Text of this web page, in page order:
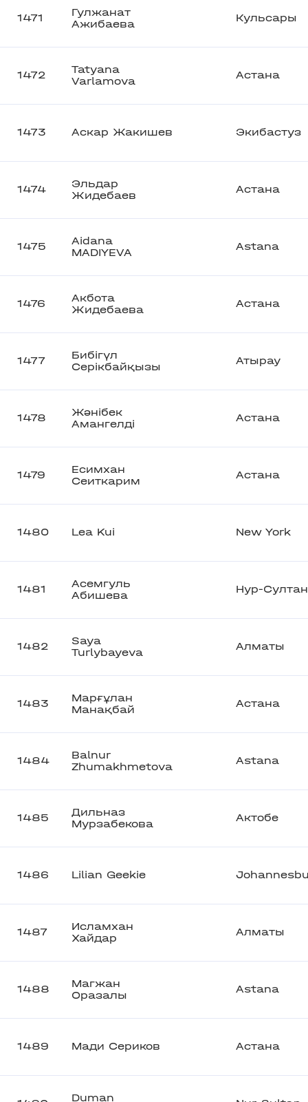
1471
Гулжанат
Ажибаева
Кульсары
1472
Tatyana
Varlamova
Астана
1473 Аскар Жакишев Экибастуз
1474
Эльдар
Жидебаев
Астана
1475
Aidana
MADIYEVA
Astana
1476
Акбота
Жидебаева
Астана
1477
Бибігүл
Серікбайқызы
Атырау
1478
Жәнібек
Амангелді
Астана
1479
Есимхан
Сеиткарим
Астана
1480 Lea Kui New York
1481
Асемгуль
Абишева
Нур-Султан
1482
Saya
Turlybayeva
Алматы
1483
Марғұлан
Манақбай
Астана
1484
Balnur
Zhumakhmetova
Astana
1485
Дильназ
Мурзабекова
Актобе
1486 Lilian Geekie
1487
Исламхан
Хайдар
Алматы
1488
Магжан
Оразалы
Astana
1489 Мади Сериков Астана
Duman